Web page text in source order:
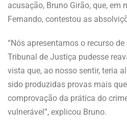
acusação, Bruno Girão, que, em
Fernando, contestou as
“Nós apresentamos o recurso
Tribunal de Justiça pudesse
vista que, ao nosso sentir, teria
sido produzidas provas mais
comprovação da prática do
vulnerável”, explicou Bruno.